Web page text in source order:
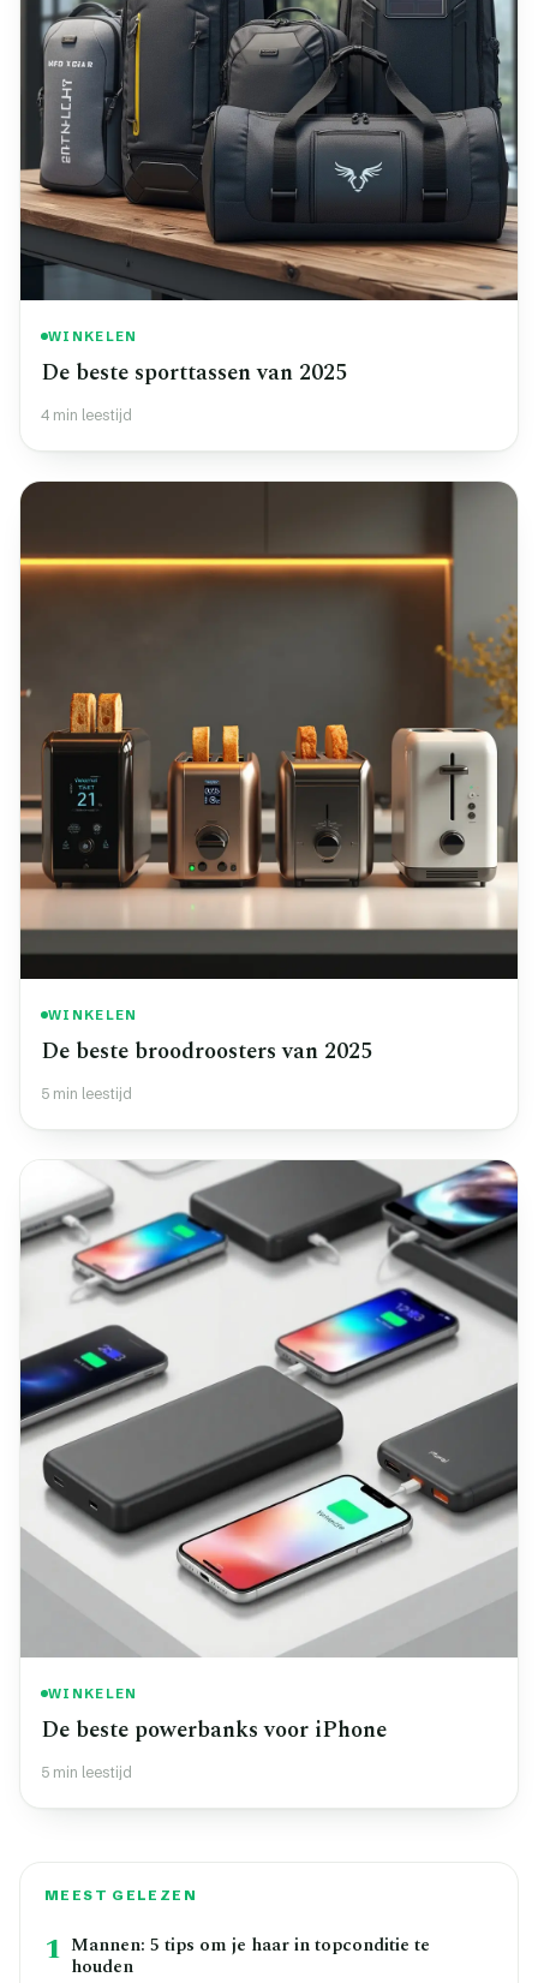
WINKELEN
De beste sporttassen van 2025
4 min leestijd
WINKELEN
De beste broodroosters van 2025
5 min leestijd
WINKELEN
De beste powerbanks voor iPhone
5 min leestijd
MEEST GELEZEN
1 Mannen: 5 tips om je haar in topconditie te
houden